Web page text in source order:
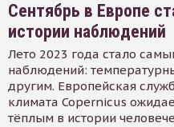
Сентябрь в Европе
истории наблюдений
Лето 2023 года стало
наблюдений:
другим. Европейская
климата Copernicus
тёплым в истории